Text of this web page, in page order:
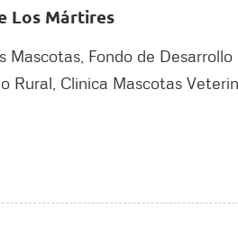
Los Mártires
Fondo de
Rural, Clinica Mascotas